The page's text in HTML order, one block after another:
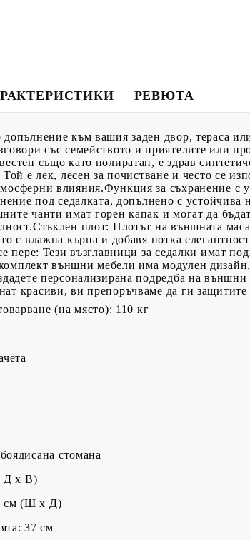
РЕВЮТА
към вашия заден двор, тераса
със семейството и приятелите или
също като полиратан, е здрав
е лек, лесен за почистване и често се
влияния.Функция за съхранение с
под седалката, допълнено с
чанти имат горен капак и могат да
плот: Плотът на външната
с влажна кърпа и добавя нотка
пере: Тези възглавници за седалки имат
външни мебели има модулен дизайн,
персонализирана подредба на
красиви, ви препоръчваме да ги защитите
(на място): 110 кг
стомана
Д x В)
cм (Ш x Д)
37 см